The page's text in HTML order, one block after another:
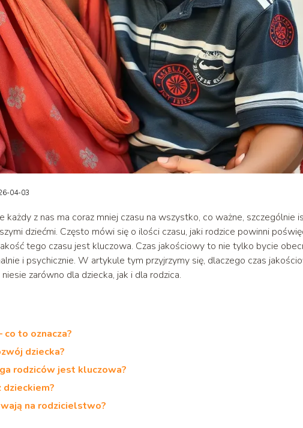
04-03
z nas ma coraz mniej czasu na wszystko, co ważne, szczególnie
dziećmi. Często mówi się o ilości czasu, jaki rodzice powinni
tego czasu jest kluczowa. Czas jakościowy to nie tylko bycie
i psychicznie. W artykule tym przyjrzymy się, dlaczego czas
zarówno dla dziecka, jak i dla rodzica.
co to oznacza?
dziecka?
rodziców jest kluczowa?
na rodzicielstwo?